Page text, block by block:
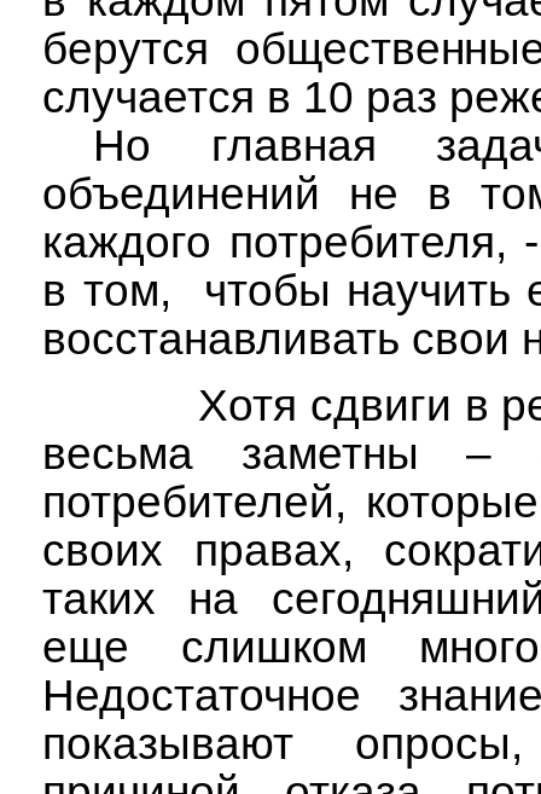
берутся
случается в 10 раз
Но главная
объединений не в
каждого потребителя,
в том,
чтобы научить
восстанавливать
Хотя сдвиги в
весьма заметны
потребителей,
своих правах,
таких на
еще слишком
Недостаточное
показывают